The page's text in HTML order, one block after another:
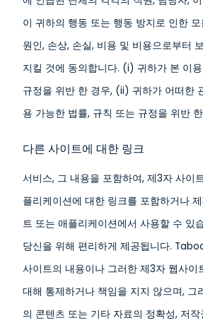
이 귀하의 행동 또는 행동 방지로 인한
원인, 손상, 손실, 비용 및 비용으로부터
지킬 것에 동의합니다. (i) 귀하가 본 이
규정을 위반 한 경우, (ii) 귀하가 어떠한
용 가능한 법률, 규칙 또는 규정을 위반
다른 사이트에 대한 링크
서비스, 그 내용을 포함하여, 제3자 사이
플리케이션에 대한 링크를 포함하거나
트 또는 애플리케이션에서 사용할 수 있
당신을 위해 편리하게 제공됩니다.
사이트의 내용이나 그러한 제3자 웹사이
대해 통제하거나 책임을 지지 않으며, 그
의 콘텐츠 또는 기타 자료의 정확성, 저